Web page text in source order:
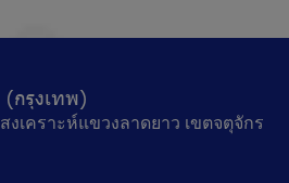
กรุงเทพ)
งเคราะห์แขวงลาดยาว เขตจตุจักร